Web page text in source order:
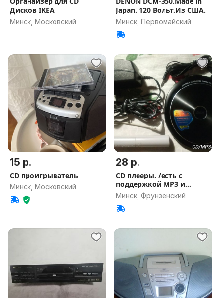
Дисков IKEA
Минск, Московский
Japan. 120 Вольт.Из США.
Минск, Первомайский
15 р.
CD проигрыватель
Минск, Московский
28 р.
CD плееры. /есть с
поддержкой МР3 и
VidеоCD
Минск, Фрунзенский